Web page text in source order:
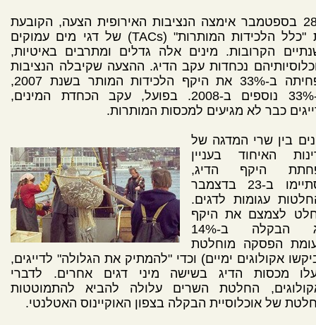
ב-28 בספטמבר אימצה הנציבות האירופית הצעה, הקובעת
את "כלל הלכידות המותרות" (TACs) של דגי מים עמוקים
הקרובות. מינים אלה גדלים ומתרבים באיטיות,
נכחדות עקב הדיג. ההצעה שקיבלה הנציבות
מפחיתה ב-33% את היקף הלכידות המותר בשנת 2007,
וב-33% נוספים ב-2008. בפועל, עקב הכחדת המינים,
כבר לא מגיעים למכסות המותרות.
בין שרי המדגה של
האיחוד בעניין
היקף הדיג,
הסתיימו ב-23 בדצמבר
עגומות לדגים.
לצמצם את היקף
דיג הבקלה ב-14%
הפסקה מוחלטת
אקולוגים ימיים) וכדי "להמתיק את הגלולה" לדייגים,
מכסות הדיג בשישה מיני דגים אחרים. לדברי
החלטת השרים עלולה להביא להתמוטטות
של אוכלוסיית הבקלה בצפון האוקיינוס האטלנטי.